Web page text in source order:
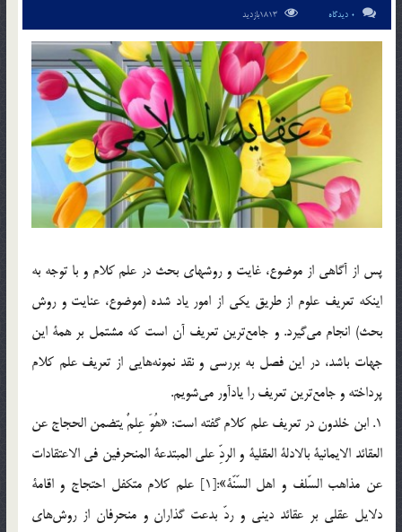
0 دیدگاه
پس از آگاهي از موضوع، غايت و روشهاي بحث در علم كلام و با توجه به
اينكه تعريف علوم از طريق يكي از امور ياد شده (موضوع، عنايت و روش
بحث) انجام مي‌گيرد. و جامع‌ترين تعريف آن است كه مشتمل بر همة اين
جهات باشد، در اين فصل به بررسي و نقد نمونه‌هايي از تعريف علم كلام
پرداخته و جامع‌ترين تعريف را يادآور مي‌شويم.
1. ابن خلدون در تعريف علم كلام گفته است: «هُوَ عِلمٌ يتضمن الحجاج عن
العقائد الايمانية بالادلة العقلية و الردِّ علي المبتدعة المنحرفين في الاعتقادات
عن مذاهب السّلف و اهل السّنّة»:[1] علم كلام متكفل احتجاج و اقامة
دلايل عقلي بر عقائد ديني و ردّ بدعت گذاران و منحرفان از روش‌هاي